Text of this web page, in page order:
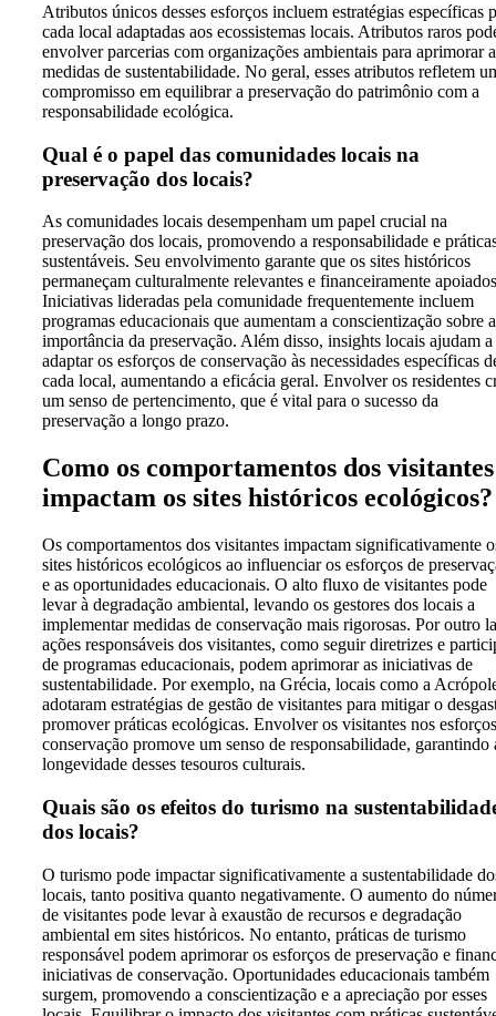
Atributos únicos desses esforços incluem estratégias específicas
cada local adaptadas aos ecossistemas locais. Atributos raros
envolver parcerias com organizações ambientais para aprimorar
medidas de sustentabilidade. No geral, esses atributos refletem
compromisso em equilibrar a preservação do patrimônio com a
responsabilidade ecológica.
Qual é o papel das comunidades locais na
preservação dos locais?
As comunidades locais desempenham um papel crucial na
preservação dos locais, promovendo a responsabilidade e
sustentáveis. Seu envolvimento garante que os sites históricos
permaneçam culturalmente relevantes e financeiramente
Iniciativas lideradas pela comunidade frequentemente incluem
programas educacionais que aumentam a conscientização sobre a
importância da preservação. Além disso, insights locais ajudam a
adaptar os esforços de conservação às necessidades específicas
cada local, aumentando a eficácia geral. Envolver os residentes
um senso de pertencimento, que é vital para o sucesso da
preservação a longo prazo.
Como os comportamentos dos visitantes
impactam os sites históricos ecológicos?
Os comportamentos dos visitantes impactam significativamente
sites históricos ecológicos ao influenciar os esforços de
e as oportunidades educacionais. O alto fluxo de visitantes pode
levar à degradação ambiental, levando os gestores dos locais a
implementar medidas de conservação mais rigorosas. Por outro
ações responsáveis dos visitantes, como seguir diretrizes e
de programas educacionais, podem aprimorar as iniciativas de
sustentabilidade. Por exemplo, na Grécia, locais como a
adotaram estratégias de gestão de visitantes para mitigar o
promover práticas ecológicas. Envolver os visitantes nos
conservação promove um senso de responsabilidade, garantindo
longevidade desses tesouros culturais.
Quais são os efeitos do turismo na
dos locais?
O turismo pode impactar significativamente a sustentabilidade
locais, tanto positiva quanto negativamente. O aumento do
de visitantes pode levar à exaustão de recursos e degradação
ambiental em sites históricos. No entanto, práticas de turismo
responsável podem aprimorar os esforços de preservação e
iniciativas de conservação. Oportunidades educacionais também
surgem, promovendo a conscientização e a apreciação por esses